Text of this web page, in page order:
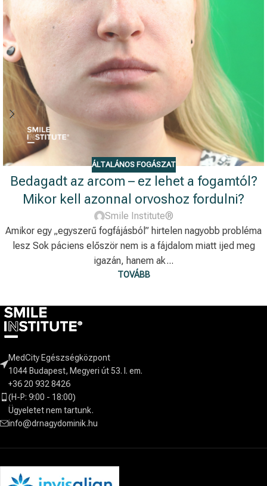
ÁLTALÁNOS FOGÁSZAT
Bedagadt az arcom – ez lehet a fogamtól?
Mikor kell azonnal orvoshoz fordulni?
Smile Institute®
Amikor egy „egyszerű fogfájásból” hirtelen nagyobb probléma
lesz Sok páciens először nem is a fájdalom miatt ijed meg
igazán, hanem ak...
TOVÁBB
MedCity Egészségközpont
1044 Budapest, Megyeri út 53. I. em.
+36 20 932 8426
(H-P: 9:00 - 18:00)
Ügyeletet nem tartunk.
info@drnagydominik.hu